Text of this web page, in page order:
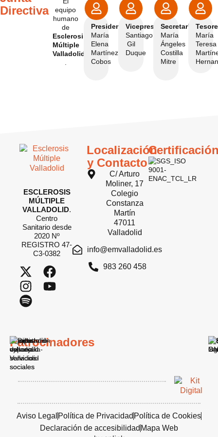
Directiva
equipo
humano
de
Esclerosis
Múltiple
Valladolid
Presidenta:
María
Elena
Martínez
Cobos
Vicepresidente:
Santiago
Gil
Duque
Secretaria:
María
Ángeles
Costilla
Mitre
María
Teresa
ESCLEROSIS
MÚLTIPLE
VALLADOLID.
Centro
Sanitario desde
2020 Nº
REGISTRO 47-
C3-0382
Localización
y Contacto
C/ Arturo
Moliner, 17
Colegio
Constanza
Martín
47011
Valladolid
info@emvalladolid.es
983 260 458
Patrocinadores
Aviso Legal Política de Privacidad Política de Cookies
Declaración de accesibilidad Mapa Web